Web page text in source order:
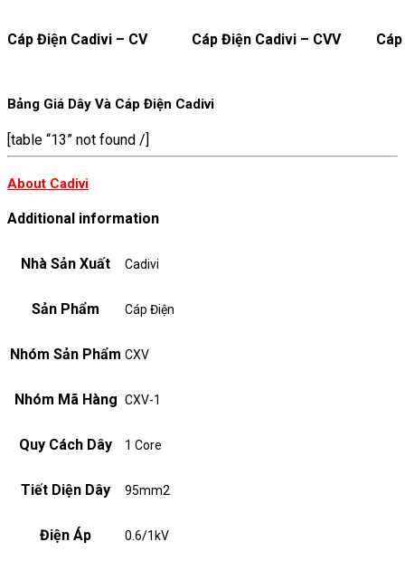
Cáp Điện Cadivi – CV Cáp Điện Cadivi – CVV
Bảng Giá Dây Và Cáp Điện Cadivi
[table “13” not found /]
About Cadivi
Additional information
Nhà Sản Xuất Cadivi
Sản Phẩm Cáp Điện
Nhóm Sản Phẩm CXV
Nhóm Mã Hàng CXV-1
Quy Cách Dây 1 Core
Tiết Diện Dây 95mm2
Điện Áp 0.6/1kV